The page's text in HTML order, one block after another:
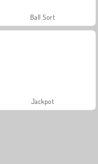
Ball Sort
Jackpot